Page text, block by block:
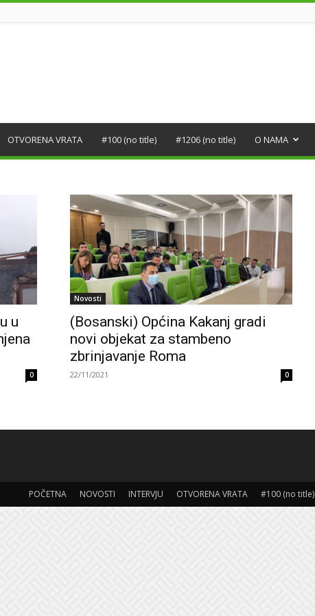
OTVORENA VRATA #100 (no title) #1206 (no title) O NAMA
u
0
Novosti
(Bosanski) Općina Kakanj gradi
novi objekat za stambeno
zbrinjavanje Roma
22/11/2021 0
POČETNA NOVOSTI INTERVJU OTVORENA VRATA #100 (no title)